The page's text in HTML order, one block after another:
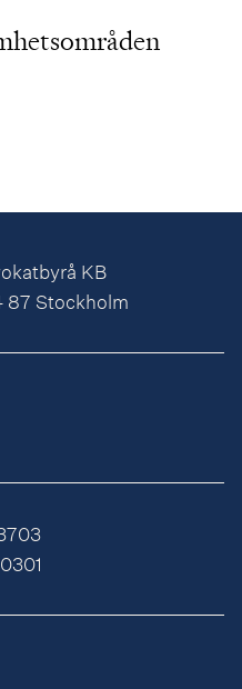
KB
87 Stockholm